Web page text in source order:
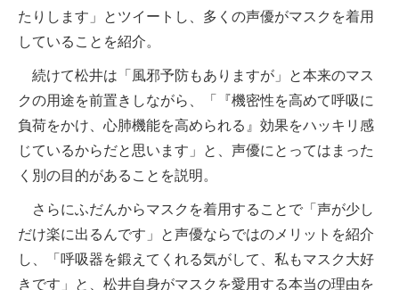
たりします」とツイートし、多くの声優がマスクを着用
していることを紹介。
続けて松井は「風邪予防もありますが」と本来のマス
クの用途を前置きしながら、「『機密性を高めて呼吸に
負荷をかけ、心肺機能を高められる』効果をハッキリ感
じているからだと思います」と、声優にとってはまった
く別の目的があることを説明。
さらにふだんからマスクを着用することで「声が少し
だけ楽に出るんです」と声優ならではのメリットを紹介
し、「呼吸器を鍛えてくれる気がして、私もマスク大好
きです」と、松井自身がマスクを愛用する本当の理由を